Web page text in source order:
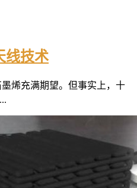
线技术
烯充满期望。但事实上，十